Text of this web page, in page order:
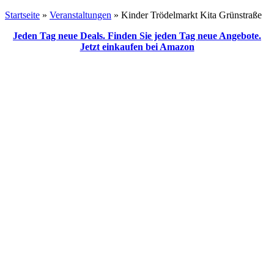
Startseite » Veranstaltungen » Kinder Trödelmarkt Kita Grünstraße
Jeden Tag neue Deals. Finden Sie jeden Tag neue Angebote.
Jetzt einkaufen bei Amazon